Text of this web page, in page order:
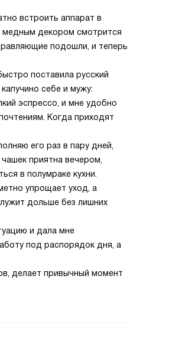
встроить аппарат в
медным декором смотрится
подошли, и теперь
поставила русский
себе и мужу:
эспрессо, и мне удобно
Когда приходят
его раз в пару дней,
приятна вечером,
в полумраке кухни.
упрощает уход, а
дольше без лишних
и дала мне
под распорядок дня, а
делает привычный момент